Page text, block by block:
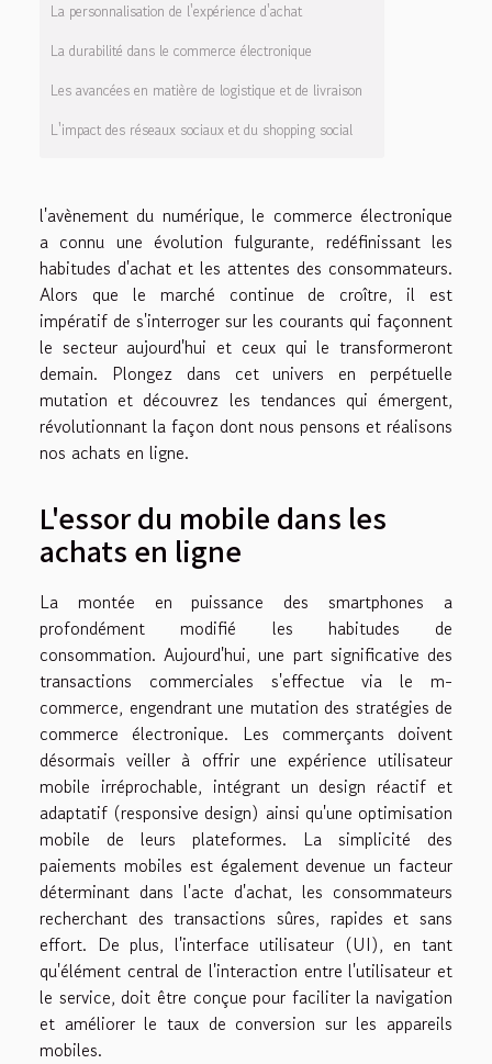
La personnalisation de l'expérience d'achat
La durabilité dans le commerce électronique
Les avancées en matière de logistique et de livraison
L'impact des réseaux sociaux et du shopping social
l'avènement du numérique, le commerce électronique
a connu une évolution fulgurante, redéfinissant les
habitudes d'achat et les attentes des consommateurs.
Alors que le marché continue de croître, il est
impératif de s'interroger sur les courants qui façonnent
le secteur aujourd'hui et ceux qui le transformeront
demain. Plongez dans cet univers en perpétuelle
mutation et découvrez les tendances qui émergent,
révolutionnant la façon dont nous pensons et réalisons
nos achats en ligne.
L'essor du mobile dans les
achats en ligne
La montée en puissance des smartphones a
profondément modifié les habitudes de
consommation. Aujourd'hui, une part significative des
transactions commerciales s'effectue via le m-
commerce, engendrant une mutation des stratégies de
commerce électronique. Les commerçants doivent
désormais veiller à offrir une expérience utilisateur
mobile irréprochable, intégrant un design réactif et
adaptatif (responsive design) ainsi qu'une optimisation
mobile de leurs plateformes. La simplicité des
paiements mobiles est également devenue un facteur
déterminant dans l'acte d'achat, les consommateurs
recherchant des transactions sûres, rapides et sans
effort. De plus, l'interface utilisateur (UI), en tant
qu'élément central de l'interaction entre l'utilisateur et
le service, doit être conçue pour faciliter la navigation
et améliorer le taux de conversion sur les appareils
mobiles.